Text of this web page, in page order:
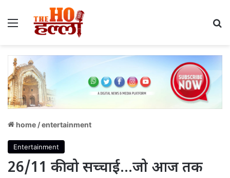
Menu
home /entertainment
Entertainment
26/11 की वो सच्चाई…जो आज तक